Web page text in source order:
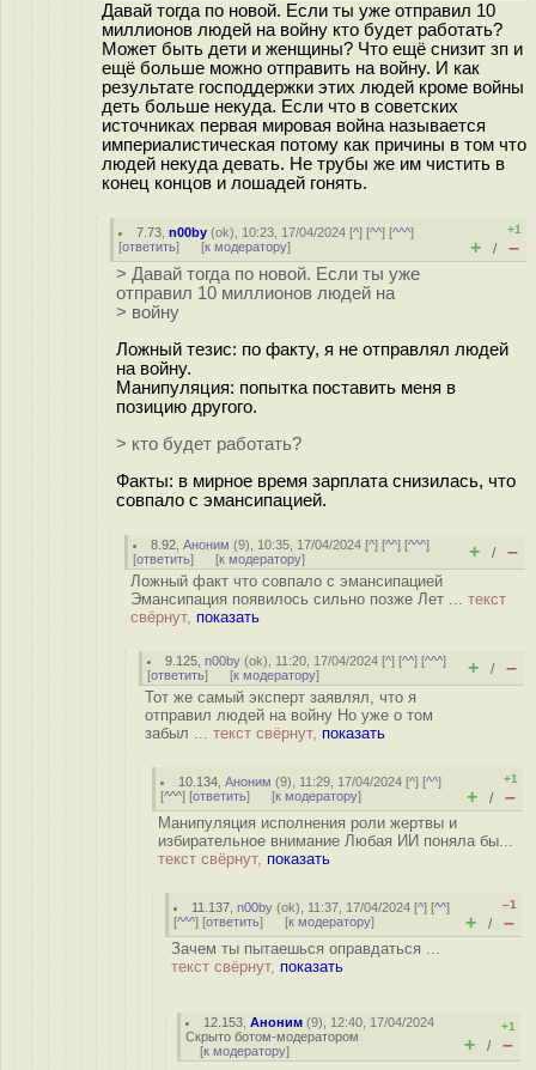
Давай тогда по новой. Если ты уже отправил 10
миллионов людей на войну кто будет работать?
Может быть дети и женщины? Что ещё снизит зп и
ещё больше можно отправить на войну. И как
результате господдержки этих людей кроме войны
деть больше некуда. Если что в советских
источниках первая мировая война называется
империалистическая потому как причины в том что
людей некуда девать. Не трубы же им чистить в
конец концов и лошадей гонять.
7.73 ,n00by (ok), 10:23, 17/04/2024 [^] [^^] [^^^]
[ответить] [к модератору]
+1
+ / –
> Давай тогда по новой. Если ты уже
отправил 10 миллионов людей на
> войну
Ложный тезис: по факту, я не отправлял людей
на войну.
Манипуляция: попытка поставить меня в
позицию другого.
> кто будет работать?
Факты: в мирное время зарплата снизилась, что
совпало с эмансипацией.
8.92 ,Аноним (9), 10:35, 17/04/2024 [^] [^^] [^^^]
[ответить] [к модератору] + / –
Ложный факт что совпало с эмансипацией
Эмансипация появилось сильно позже Лет ... текст
свёрнут, показать
9.125 ,n00by (ok), 11:20, 17/04/2024 [^] [^^] [^^^]
[ответить] [к модератору] + / –
Тот же самый эксперт заявлял, что я
отправил людей на войну Но уже о том
забыл ... текст свёрнут, показать
10.134 ,Аноним (9), 11:29, 17/04/2024 [^] [^^]
[^^^] [ответить] [к модератору]
+1
+ / –
Манипуляция исполнения роли жертвы и
избирательное внимание Любая ИИ поняла бы...
текст свёрнут, показать
11.137 ,n00by (ok), 11:37, 17/04/2024 [^] [^^]
[^^^] [ответить] [к модератору]
–1
+ / –
Зачем ты пытаешься оправдаться ...
текст свёрнут, показать
12.153 ,Аноним (9), 12:40, 17/04/2024
Скрыто ботом-модератором
[к модератору]
+1
+ / –